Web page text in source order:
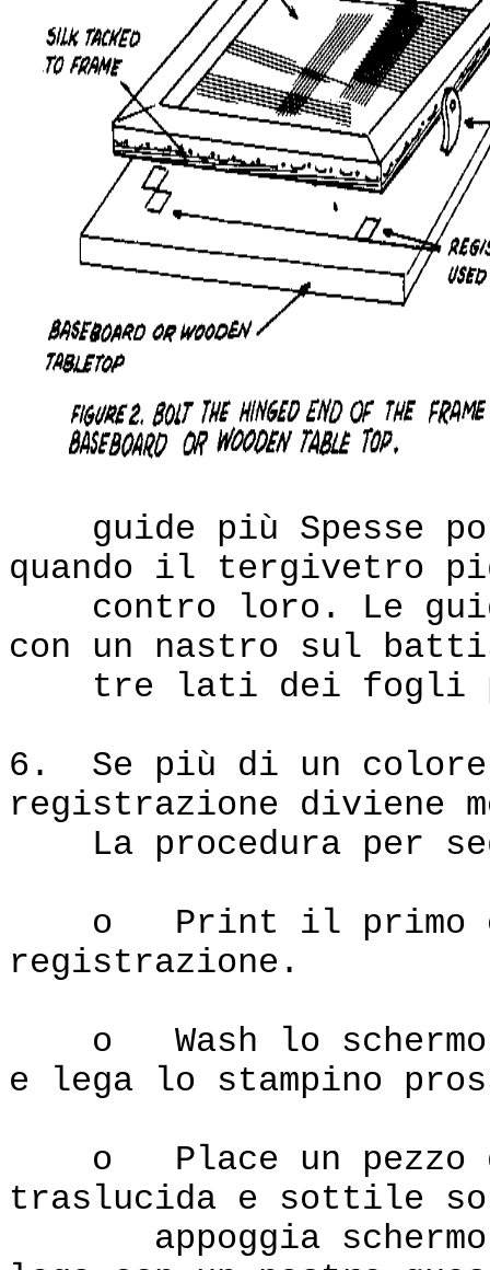
guide più Spesse
quando il tergivetro
contro loro. Le
con un nastro sul
tre lati dei fogli per
6. Se più di un colore
registrazione diviene
La procedura per
o Print il primo
registrazione.
o Wash lo schermo
e lega lo stampino
o Place un pezzo
traslucida e sottile
appoggia schermo